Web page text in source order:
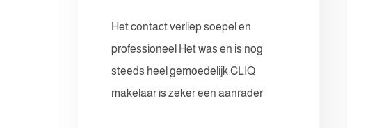
Het contact verliep soepel en
professioneel Het was en is nog
steeds heel gemoedelijk CLIQ
makelaar is zeker een aanrader